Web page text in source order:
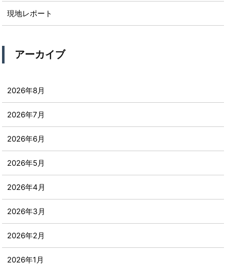
現地レポート
アーカイブ
2026年8月
2026年7月
2026年6月
2026年5月
2026年4月
2026年3月
2026年2月
2026年1月